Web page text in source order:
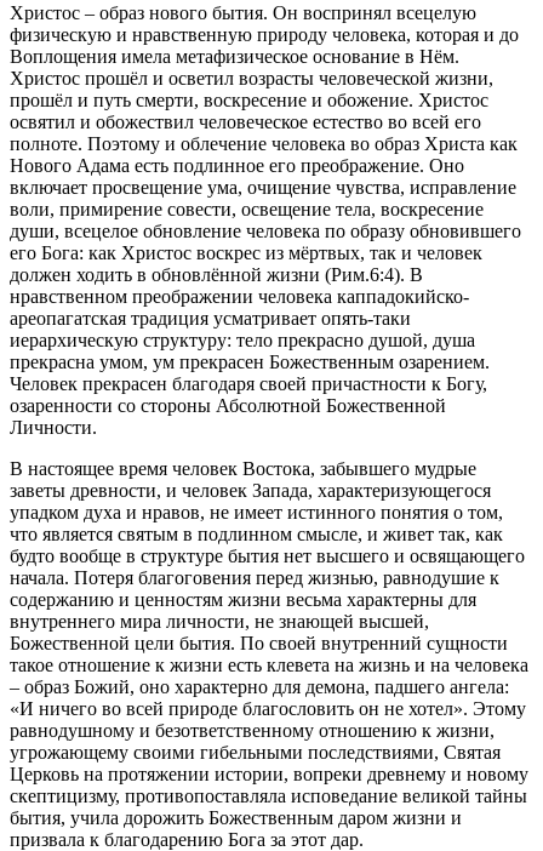
Христос – образ нового бытия. Он воспринял всецелую
физическую и нравственную природу человека, которая и до
Воплощения имела метафизическое основание в Нём.
Христос прошёл и осветил возрасты человеческой жизни,
прошёл и путь смерти, воскресение и обожение. Христос
освятил и обожествил человеческое естество во всей его
полноте. Поэтому и облечение человека во образ Христа как
Нового Адама есть подлинное его преображение. Оно
включает просвещение ума, очищение чувства, исправление
воли, примирение совести, освещение тела, воскресение
души, всецелое обновление человека по образу обновившего
его Бога: как Христос воскрес из мёртвых, так и человек
должен ходить в обновлённой жизни (Рим.6:4). В
нравственном преображении человека каппадокийско-
ареопагатская традиция усматривает опять-таки
иерархическую структуру: тело прекрасно душой, душа
прекрасна умом, ум прекрасен Божественным озарением.
Человек прекрасен благодаря своей причастности к Богу,
озаренности со стороны Абсолютной Божественной
Личности.
В настоящее время человек Востока, забывшего мудрые
заветы древности, и человек Запада, характеризующегося
упадком духа и нравов, не имеет истинного понятия о том,
что является святым в подлинном смысле, и живет так, как
будто вообще в структуре бытия нет высшего и освящающего
начала. Потеря благоговения перед жизнью, равнодушие к
содержанию и ценностям жизни весьма характерны для
внутреннего мира личности, не знающей высшей,
Божественной цели бытия. По своей внутренний сущности
такое отношение к жизни есть клевета на жизнь и на человека
– образ Божий, оно характерно для демона, падшего ангела:
«И ничего во всей природе благословить он не хотел». Этому
равнодушному и безответственному отношению к жизни,
угрожающему своими гибельными последствиями, Святая
Церковь на протяжении истории, вопреки древнему и новому
скептицизму, противопоставляла исповедание великой тайны
бытия, учила дорожить Божественным даром жизни и
призвала к благодарению Бога за этот дар.